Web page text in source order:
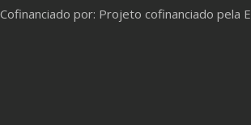
Cofinanciado por: Projeto cofinanciado pela